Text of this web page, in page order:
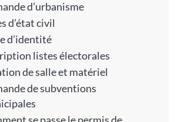
d’urbanisme
d’état civil
d’identité
listes électorales
de salle et matériel
de subventions